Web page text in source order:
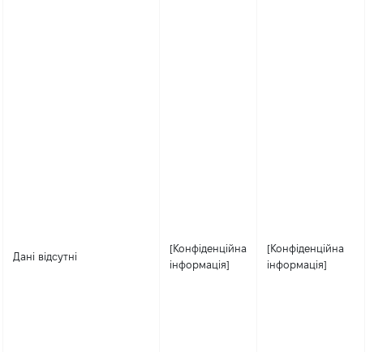
Дані відсутні
[Конфіденційна
інформація]
[Конфіденційна
інформація]